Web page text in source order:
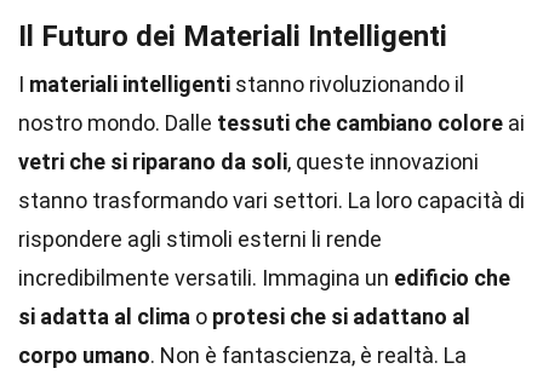
Il Futuro dei Materiali Intelligenti
I materiali intelligenti stanno rivoluzionando il
nostro mondo. Dalle tessuti che cambiano colore ai
vetri che si riparano da soli, queste innovazioni
stanno trasformando vari settori. La loro capacità di
rispondere agli stimoli esterni li rende
incredibilmente versatili. Immagina un edificio che
si adatta al clima o protesi che si adattano al
corpo umano. Non è fantascienza, è realtà. La